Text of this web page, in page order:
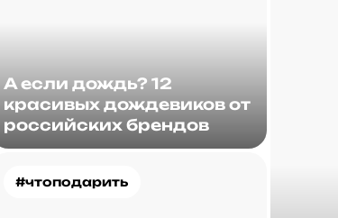
А если дождь? 12
красивых дождевиков от
российских брендов
#чтоподарить